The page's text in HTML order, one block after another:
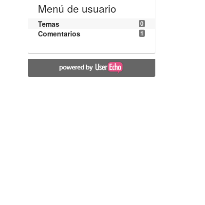
Menú de usuario
0
Temas
1
Comentarios